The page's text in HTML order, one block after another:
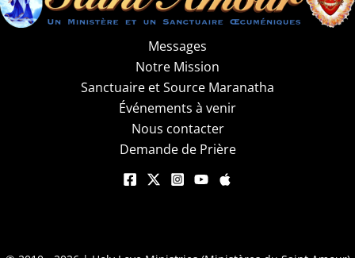
Messages
Notre Mission
Sanctuaire et Source Maranatha
Événements à venir
Nous contacter
Demande de Prière